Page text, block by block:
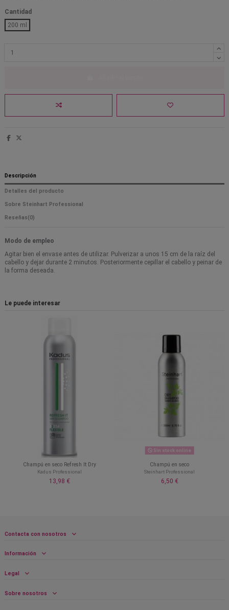
Cantidad
200 ml
Descripción
Detalles del producto
Sobre Steinhart Professional
Reseñas(0)
Modo de empleo
Agitar bien el envase antes de utilizar. Pulverizar a unos 15 cm de la raíz del
cabello y dejar durante 2 minutos. Posteriormente cepillar el cabello y peinar de
la forma deseada.
Le puede interesar
Champú en seco Refresh It Dry
Kadus Professional
13,98 €
Sin stock online
Champú en seco
Steinhart Professional
6,50 €
Contacta con nosotros
Información
Legal
Sobre nosotros